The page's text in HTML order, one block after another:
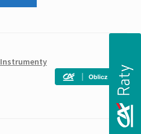
Instrumenty